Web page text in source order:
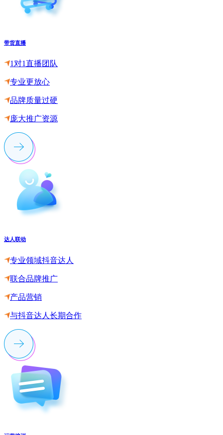
带货直播
1对1直播团队
专业更放心
品牌质量过硬
庞大推广资源
达人联动
专业领域抖音达人
联合品牌推广
产品营销
与抖音达人长期合作